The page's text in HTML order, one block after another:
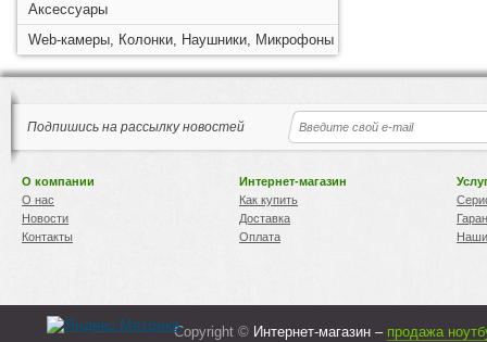
Аксессуары
Web-камеры, Колонки, Наушники, Микрофоны
Подпишись на рассылку новостей
О компании
О нас
Новости
Контакты
Интернет-магазин
Как купить
Доставка
Оплата
Copyright © Интернет-магазин – продажа